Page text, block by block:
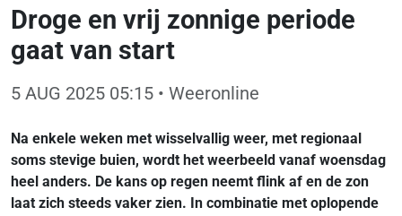
Droge en vrij zonnige periode
gaat van start
5 AUG 2025 05:15 • Weeronline
Na enkele weken met wisselvallig weer, met regionaal
soms stevige buien, wordt het weerbeeld vanaf woensdag
heel anders. De kans op regen neemt flink af en de zon
laat zich steeds vaker zien. In combinatie met oplopende